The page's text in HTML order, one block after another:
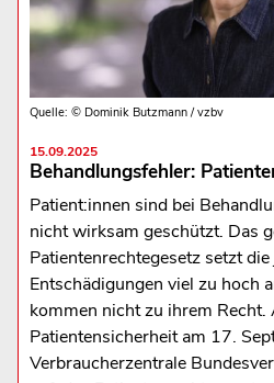
Quelle: © Dominik Butzmann / vzbv
15.09.2025
Behandlungsfehler:
Patient:innen sind bei
nicht wirksam geschützt. Das
Patientenrechtegesetz setzt
Entschädigungen viel zu hoch
kommen nicht zu ihrem Recht.
Patientensicherheit am 17.
Verbraucherzentrale